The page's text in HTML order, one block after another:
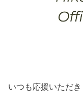
いつも応援いただ